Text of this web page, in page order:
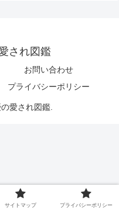
され図鑑
お問い合わせ
プライバシーポリシー
愛され図鑑.
サイトマップ プライバシーポリシー